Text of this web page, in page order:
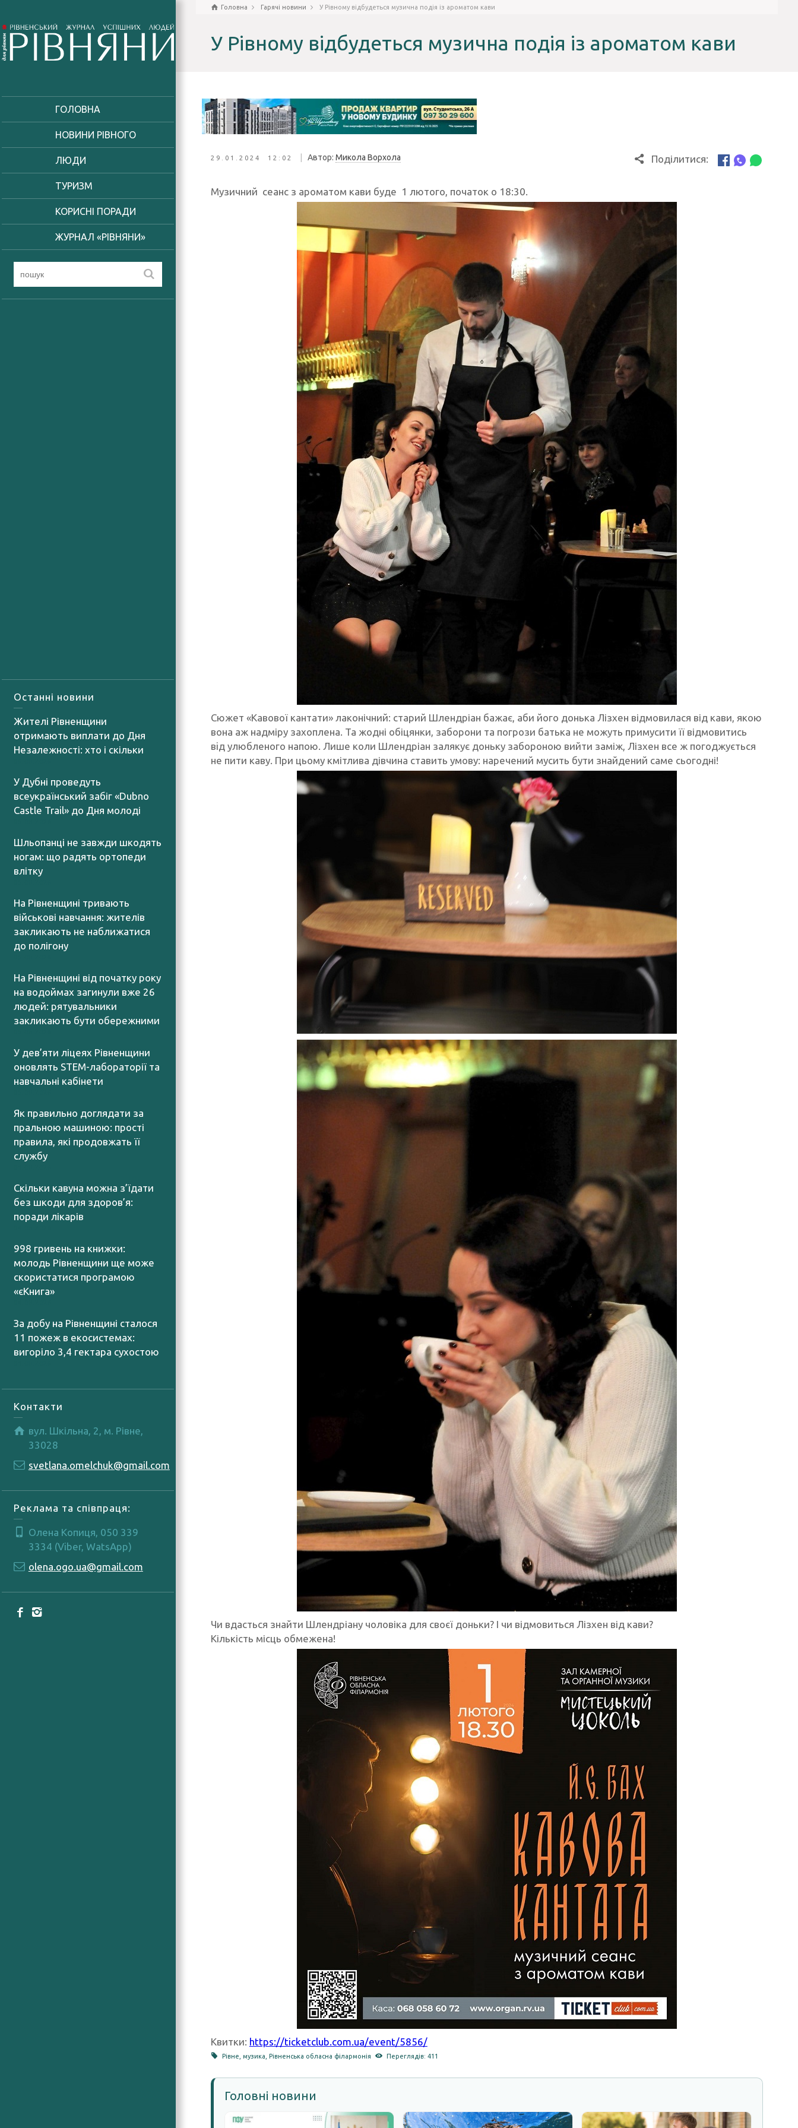
ГОЛОВНА
НОВИНИ РІВНОГО
ЛЮДИ
ТУРИЗМ
КОРИСНІ ПОРАДИ
ЖУРНАЛ «РІВНЯНИ»
Останні новини
Жителі Рівненщини
отримають виплати до Дня
Незалежності: хто і скільки
У Дубні проведуть
всеукраїнський забіг «Dubno
Castle Trail» до Дня молоді
Шльопанці не завжди шкодять
ногам: що радять ортопеди
влітку
На Рівненщині тривають
військові навчання: жителів
закликають не наближатися
до полігону
На Рівненщині від початку року
на водоймах загинули вже 26
людей: рятувальники
закликають бути обережними
У дев’яти ліцеях Рівненщини
оновлять STEM-лабораторії та
навчальні кабінети
Як правильно доглядати за
пральною машиною: прості
правила, які продовжать її
службу
Скільки кавуна можна з’їдати
без шкоди для здоров’я:
поради лікарів
998 гривень на книжки:
молодь Рівненщини ще може
скористатися програмою
«єКнига»
За добу на Рівненщині сталося
11 пожеж в екосистемах:
вигоріло 3,4 гектара сухостою
Контакти
вул. Шкільна, 2, м. Рівне,
33028
svetlana.omelchuk@gmail.com
Реклама та співпраця:
Олена Копиця, 050 339
3334 (Viber, WatsApp)
olena.ogo.ua@gmail.com
Головна Гарячі новини У Рівному відбудеться музична подія із ароматом кави
У Рівному відбудеться музична подія із ароматом кави
29.01.2024 12:02 Автор: Микола Ворхола Поділитися:
Музичний сеанс з ароматом кави буде 1 лютого, початок о 18:30.
Сюжет «Кавової кантати» лаконічний: старий Шлендріан бажає, аби його донька Лізхен відмовилася від кави, якою
вона аж надміру захоплена. Та жодні обіцянки, заборони та погрози батька не можуть примусити її відмовитись
вiд улюбленого напою. Лише коли Шлендріан залякує доньку забороною вийти заміж, Лізхен все ж погоджується
не пити каву. При цьому кмітлива дівчина ставить умову: наречений мусить бути знайдений саме сьогодні!
Чи вдасться знайти Шлендріану чоловіка для своєї доньки? І чи відмовиться Лізхен від кави?
Кількість місць обмежена!
Квитки: https://ticketclub.com.ua/event/5856/
Рівне ,музика ,Рівненська обласна філармонія Переглядів: 411
Головні новини